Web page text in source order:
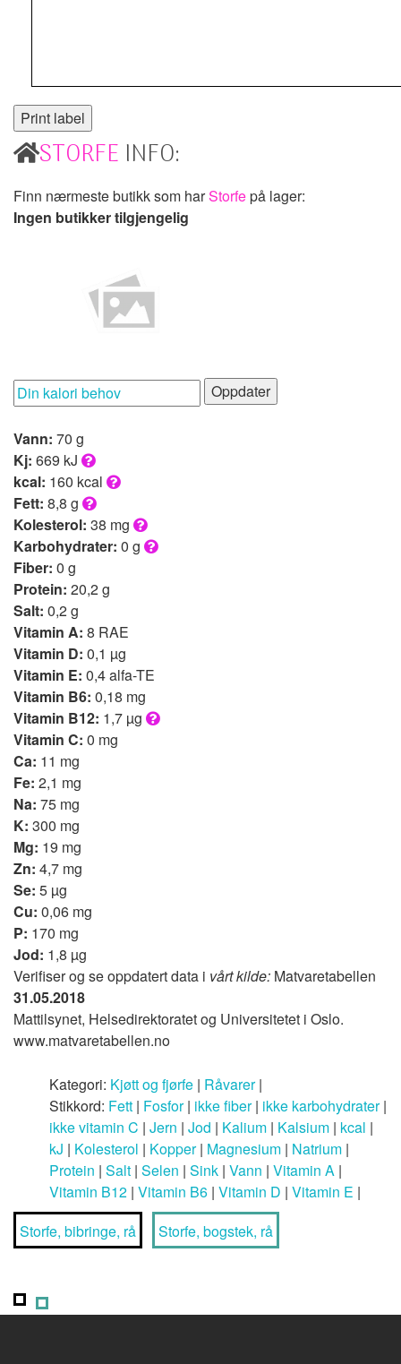
STORFE INFO:
Finn nærmeste butikk som harStorfepå lager:
Ingen butikker tilgjengelig
Oppdater
Vann: 70 g
Kj: 669 kJ
kcal: 160 kcal
Fett: 8,8 g
Kolesterol: 38 mg
Karbohydrater: 0 g
Fiber: 0 g
Protein: 20,2 g
Salt: 0,2 g
Vitamin A: 8 RAE
Vitamin D: 0,1 µg
Vitamin E: 0,4 alfa-TE
Vitamin B6: 0,18 mg
Vitamin B12: 1,7 µg
Vitamin C: 0 mg
Ca: 11 mg
Fe: 2,1 mg
Na: 75 mg
K: 300 mg
Mg: 19 mg
Zn: 4,7 mg
Se: 5 µg
Cu: 0,06 mg
P: 170 mg
Jod: 1,8 µg
Verifiser og se oppdatert data i vårt kilde: Matvaretabellen
31.05.2018
Mattilsynet, Helsedirektoratet og Universitetet i Oslo.
www.matvaretabellen.no
Kategori: Kjøtt og fjørfe | Råvarer|
Stikkord: Fett | Fosfor| ikke fiber| ikke karbohydrater|
ikke vitamin C | Jern | Jod | Kalium | Kalsium | kcal |
kJ | Kolesterol | Kopper| Magnesium | Natrium |
Protein | Salt | Selen | Sink | Vann | Vitamin A |
Vitamin B12 | Vitamin B6 | Vitamin D | Vitamin E |
Storfe, bibringe, rå
Storfe, bogstek, rå